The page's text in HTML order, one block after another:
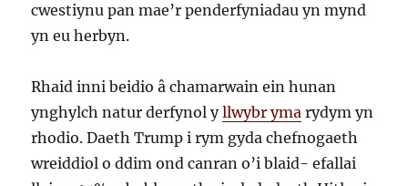
cwestiynu pan mae’r penderfyniadau yn mynd
yn eu herbyn.
Rhaid inni beidio â chamarwain ein hunan
ynghylch natur derfynol yllwybr yma rydym yn
rhodio. Daeth Trump i rym gyda chefnogaeth
wreiddiol o ddim ond canran o’i blaid- efallai